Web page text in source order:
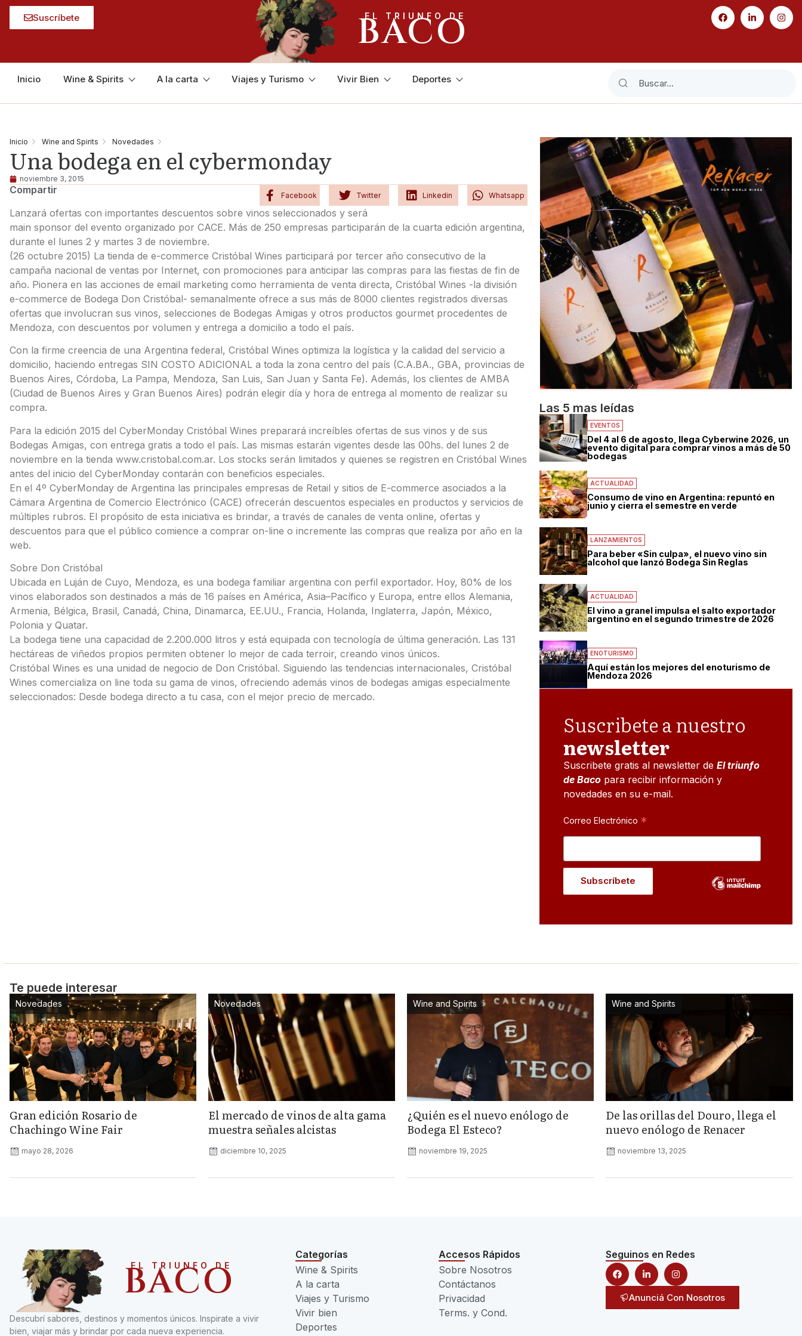
Suscríbete EL TRIUNFO DE
BACO
Inicio Wine & Spirits A la carta Viajes y Turismo Vivir Bien Deportes
Inicio Wine and Spirits Novedades
Una bodega en el cybermonday
noviembre 3, 2015
Compartir Facebook Twitter Linkedin Whatsapp
Lanzará ofertas con importantes descuentos sobre vinos seleccionados y será
main sponsor del evento organizado por CACE. Más de 250 empresas participarán de la cuarta edición argentina,
durante el lunes 2 y martes 3 de noviembre.
(26 octubre 2015) La tienda de e-commerce Cristóbal Wines participará por tercer año consecutivo de la
campaña nacional de ventas por Internet, con promociones para anticipar las compras para las fiestas de fin de
año. Pionera en las acciones de email marketing como herramienta de venta directa, Cristóbal Wines -la división
e-commerce de Bodega Don Cristóbal- semanalmente ofrece a sus más de 8000 clientes registrados diversas
ofertas que involucran sus vinos, selecciones de Bodegas Amigas y otros productos gourmet procedentes de
Mendoza, con descuentos por volumen y entrega a domicilio a todo el país.
Con la firme creencia de una Argentina federal, Cristóbal Wines optimiza la logística y la calidad del servicio a
domicilio, haciendo entregas SIN COSTO ADICIONAL a toda la zona centro del país (C.A.BA., GBA, provincias de
Buenos Aires, Córdoba, La Pampa, Mendoza, San Luis, San Juan y Santa Fe). Además, los clientes de AMBA
(Ciudad de Buenos Aires y Gran Buenos Aires) podrán elegir día y hora de entrega al momento de realizar su
compra.
Para la edición 2015 del CyberMonday Cristóbal Wines preparará increíbles ofertas de sus vinos y de sus
Bodegas Amigas, con entrega gratis a todo el país. Las mismas estarán vigentes desde las 00hs. del lunes 2 de
noviembre en la tienda www.cristobal.com.ar. Los stocks serán limitados y quienes se registren en Cristóbal Wines
antes del inicio del CyberMonday contarán con beneficios especiales.
En el 4º CyberMonday de Argentina las principales empresas de Retail y sitios de E-commerce asociados a la
Cámara Argentina de Comercio Electrónico (CACE) ofrecerán descuentos especiales en productos y servicios de
múltiples rubros. El propósito de esta iniciativa es brindar, a través de canales de venta online, ofertas y
descuentos para que el público comience a comprar on-line o incremente las compras que realiza por año en la
web.
Sobre Don Cristóbal
Ubicada en Luján de Cuyo, Mendoza, es una bodega familiar argentina con perfil exportador. Hoy, 80% de los
vinos elaborados son destinados a más de 16 países en América, Asia–Pacífico y Europa, entre ellos Alemania,
Armenia, Bélgica, Brasil, Canadá, China, Dinamarca, EE.UU., Francia, Holanda, Inglaterra, Japón, México,
Polonia y Quatar.
La bodega tiene una capacidad de 2.200.000 litros y está equipada con tecnología de última generación. Las 131
hectáreas de viñedos propios permiten obtener lo mejor de cada terroir, creando vinos únicos.
Cristóbal Wines es una unidad de negocio de Don Cristóbal. Siguiendo las tendencias internacionales, Cristóbal
Wines comercializa on line toda su gama de vinos, ofreciendo además vinos de bodegas amigas especialmente
seleccionados: Desde bodega directo a tu casa, con el mejor precio de mercado.
Las 5 mas leídas
EVENTOS
Del 4 al 6 de agosto, llega Cyberwine 2026, un
evento digital para comprar vinos a más de 50
bodegas
ACTUALIDAD
Consumo de vino en Argentina: repuntó en
junio y cierra el semestre en verde
LANZAMIENTOS
Para beber «Sin culpa», el nuevo vino sin
alcohol que lanzó Bodega Sin Reglas
ACTUALIDAD
El vino a granel impulsa el salto exportador
argentino en el segundo trimestre de 2026
ENOTURISMO
Aquí están los mejores del enoturismo de
Mendoza 2026
Suscribete a nuestro
newsletter
Suscribete gratis al newsletter deEl triunfo
de Baco para recibir información y
novedades en su e-mail.
Correo Electrónico *
Te puede interesar
Novedades
Gran edición Rosario de
Chachingo Wine Fair
mayo 28, 2026
Novedades
El mercado de vinos de alta gama
muestra señales alcistas
diciembre 10, 2025
Wine and Spirits
¿Quién es el nuevo enólogo de
Bodega El Esteco?
noviembre 19, 2025
Wine and Spirits
De las orillas del Douro, llega el
nuevo enólogo de Renacer
noviembre 13, 2025
EL TRIUNFO DE
BACO
Descubrí sabores, destinos y momentos únicos. Inspirate a vivir
bien, viajar más y brindar por cada nueva experiencia.
Categorías
Wine & Spirits
A la carta
Viajes y Turismo
Vivir bien
Deportes
Accesos Rápidos
Sobre Nosotros
Contáctanos
Privacidad
Terms. y Cond.
Seguinos en Redes
Anunciá Con Nosotros